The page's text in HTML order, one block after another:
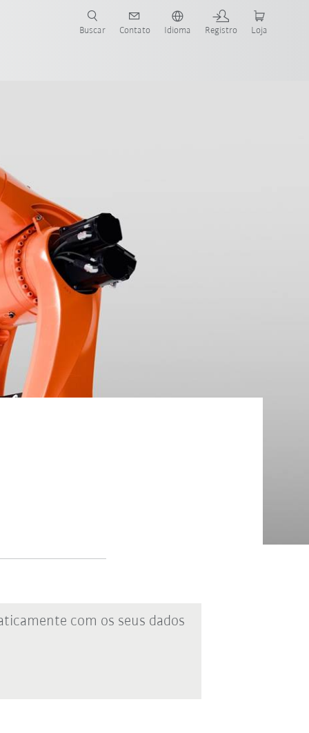
Buscar Contato Idioma Registro Loja
com os seus dados